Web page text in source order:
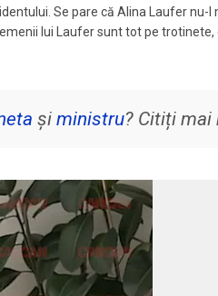
Se pare că Alina Laufer nu-l
lui Laufer sunt tot pe trotinete,
și ministru? Citiți mai